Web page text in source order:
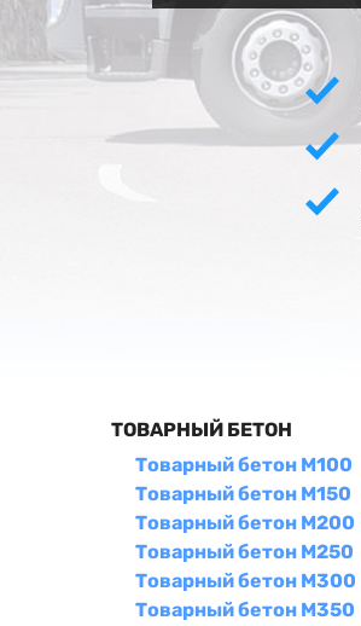
ТОВАРНЫЙ БЕТОН
Товарный бетон М100
Товарный бетон М150
Товарный бетон М200
Товарный бетон М250
Товарный бетон М300
Товарный бетон М350